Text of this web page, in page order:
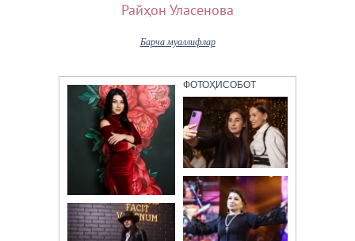
Райҳон Уласенова
Барча муаллифлар
ФОТОҲИСОБОТ